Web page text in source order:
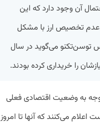
آن وجود دارد که این
عدم تخصیص ارز با مشکل
توسن‌تکنو می‌گوید در سال
به وضعیت اقتصادی فعلی
می‌کنند که آنها تا‌ امروز